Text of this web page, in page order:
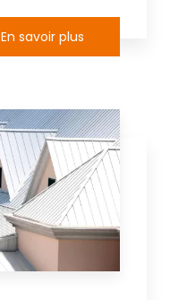
En savoir plus